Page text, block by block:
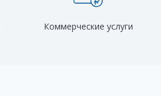
Коммерческие услуги